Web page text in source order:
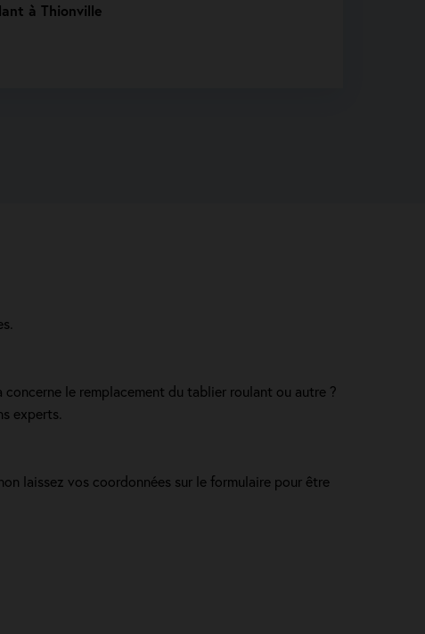
le remplacement du tablier roulant ou autre ?
experts.
laissez vos coordonnées sur le formulaire pour être
à Thionville